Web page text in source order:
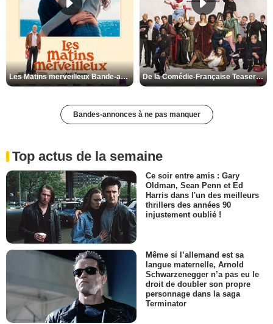
Les Matins merveilleux Bande-annonce VF De la Comédie-Française Teaser VF
Bandes-annonces à ne pas manquer
Top actus de la semaine
Ce soir entre amis : Gary
Oldman, Sean Penn et Ed
Harris dans l'un des meilleurs
thrillers des années 90
injustement oublié !
Même si l’allemand est sa
langue maternelle, Arnold
Schwarzenegger n’a pas eu le
droit de doubler son propre
personnage dans la saga
Terminator